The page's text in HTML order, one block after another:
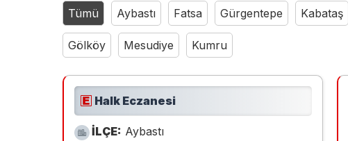
Tümü Aybastı Fatsa Gürgentepe Kabataş
Gölköy Mesudiye Kumru
Halk Eczanesi
İLÇE: Aybastı